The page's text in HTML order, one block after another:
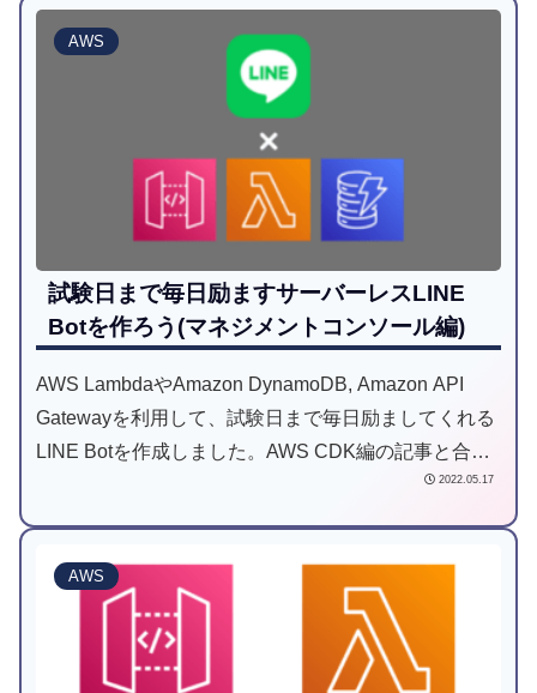
AWS
試験日まで毎日励ますサーバーレスLINE
Botを作ろう(マネジメントコンソール編)
AWS LambdaやAmazon DynamoDB, Amazon API
Gatewayを利用して、試験日まで毎日励ましてくれる
LINE Botを作成しました。AWS CDK編の記事と合わ
2022.05.17
AWS